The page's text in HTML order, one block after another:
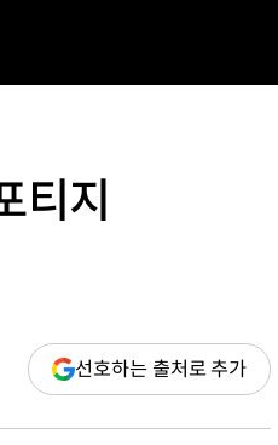
티지
선호하는 출처로 추가(새
창
열림)